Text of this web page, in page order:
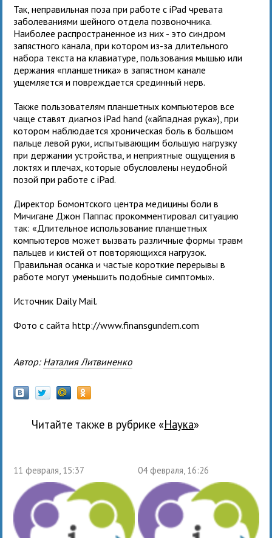
Так, неправильная поза при работе с iPad чревата
заболеваниями шейного отдела позвоночника.
Наиболее распространенное из них - это синдром
запястного канала, при котором из-за длительного
набора текста на клавиатуре, пользования мышью или
держания «планшетника» в запястном канале
ущемляется и повреждается срединный нерв.
Также пользователям планшетных компьютеров все
чаще ставят диагноз iPad hand («айпадная рука»), при
котором наблюдается хроническая боль в большом
пальце левой руки, испытывающим большую нагрузку
при держании устройства, и неприятные ощущения в
локтях и плечах, которые обусловлены неудобной
позой при работе с iPad.
Директор Бомонтского центра медицины боли в
Мичигане Джон Паппас прокомментировал ситуацию
так: «Длительное использование планшетных
компьютеров может вызвать различные формы травм
пальцев и кистей от повторяющихся нагрузок.
Правильная осанка и частые короткие перерывы в
работе могут уменьшить подобные симптомы».
Источник Daily Mail.
Фото с сайта http://www.finansgundem.com
Автор: Наталия Литвиненко
Читайте также в рубрике « наука»
11 февраля, 15:37 04 февраля, 16:26